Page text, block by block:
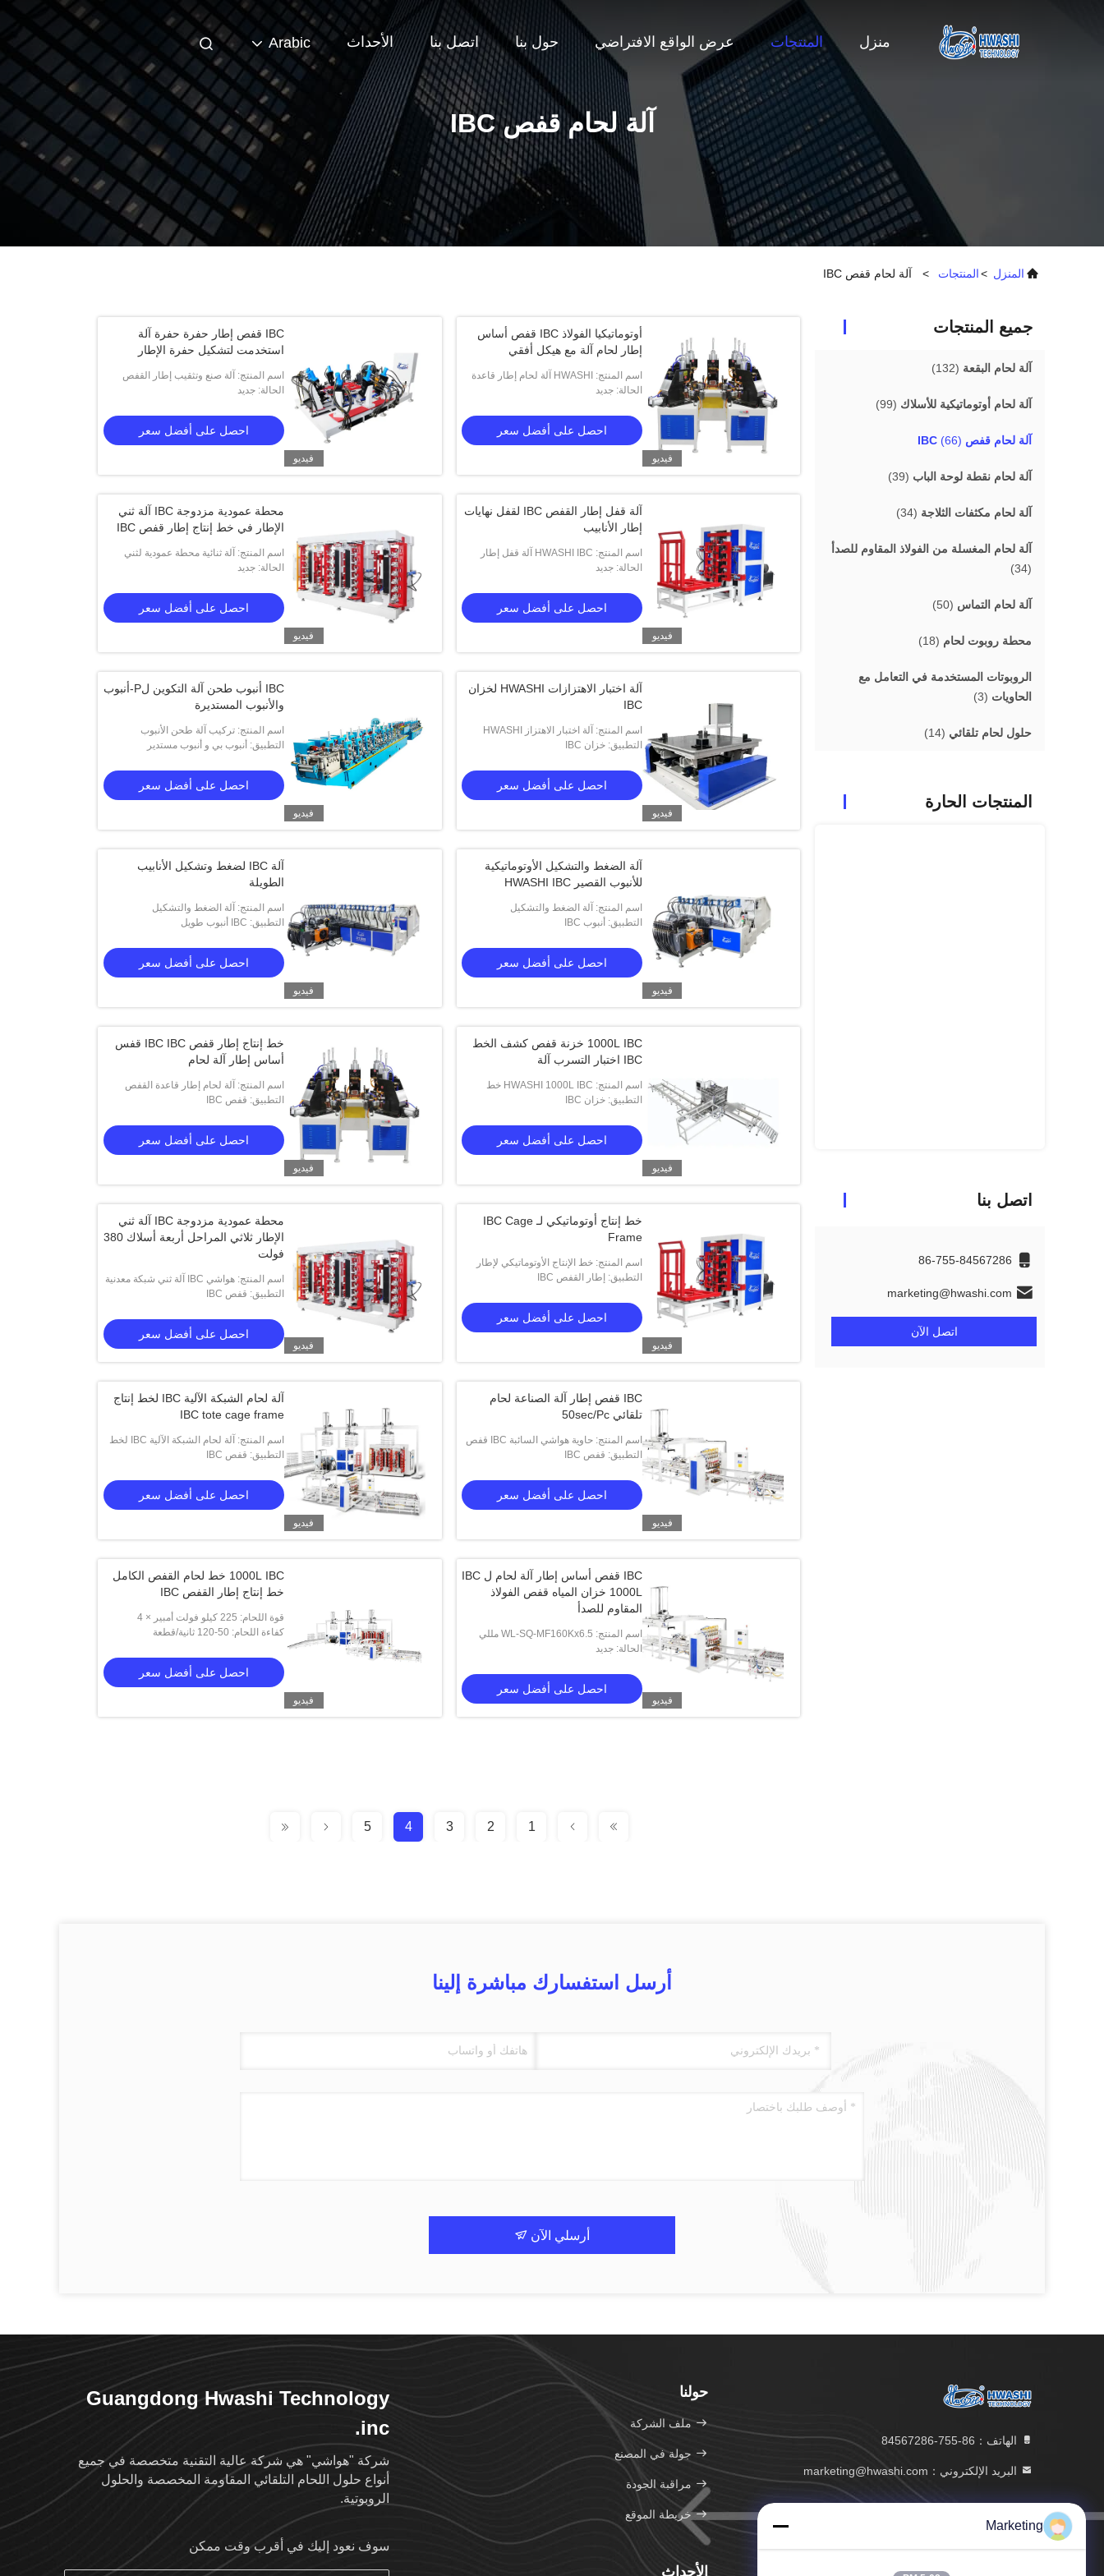
منزل المنتجات عرض الواقع الافتراضي حول بنا اتصل بنا الأحداث Arabic
آلة لحام قفص IBC
المنزل >المنتجات > آلة لحام قفص IBC
جميع المنتجات
آلة لحام البقعة (132)
آلة لحام أوتوماتيكية للأسلاك (99)
آلة لحام قفص IBC (66)
آلة لحام نقطة لوحة الباب (39)
آلة لحام مكثفات الثلاجة (34)
آلة لحام المغسلة من الفولاذ المقاوم للصدأ
(34)
آلة لحام التماس (50)
محطة روبوت لحام (18)
الروبوتات المستخدمة في التعامل مع
الحاويات (3)
حلول لحام تلقائي (14)
المنتجات الحارة
فيديو
حاوية قفصية آلية تبرد بالماء لصناعة IBC
احصل على أفضل سعر
فيديو
حاوية قفصية آلية تبرد بالماء لصناعة IBC
فيديو
احصل على أفضل سعر
اتصل بنا
86-755-84567286
marketing@hwashi.com
اتصل الآن
فيديو
أوتوماتيكيا الفولاذ IBC قفص أساس
إطار لحام آلة مع هيكل أفقي
اسم المنتج: HWASHI آلة لحام إطار قاعدة
قفص IBC تلقائيًا مع هيكل أفقي
الحالة: جديد
احصل على أفضل سعر
فيديو
IBC قفص إطار حفرة حفرة آلة
استخدمت لتشكيل حفرة الإطار
اسم المنتج: آلة صنع وتثقيب إطار القفص
HWASHI IBC تستخدم لتشكيل فتحة الإطار
الحالة: جديد
احصل على أفضل سعر
فيديو
آلة قفل إطار القفص IBC لقفل نهايات
إطار الأنابيب
اسم المنتج: HWASHI IBC آلة قفل إطار
قفص مناسبة لقفل نهايات إطار الأنابيب
الحالة: جديد
احصل على أفضل سعر
فيديو
محطة عمودية مزدوجة IBC آلة ثني
الإطار في خط إنتاج إطار قفص IBC
اسم المنتج: آلة ثنائية محطة عمودية لثني
إطار IBC المستخدمة في خط إنتاج إطارالحالة: جديد
احصل على أفضل سعر
فيديو
آلة اختبار الاهتزازات HWASHI لخزان
IBC
اسم المنتج: آلة اختبار الاهتزاز HWASHI
لقفص IBC
التطبيق: خزان IBC
احصل على أفضل سعر
فيديو
IBC أنبوب طحن آلة التكوين لP-أنبوب
والأنبوب المستديرة
اسم المنتج: تركيب آلة طحن الأنبوب
HWASHI IBC لأنبوب P والأنبوب الدائري
التطبيق: أنبوب بي و أنبوب مستدير
احصل على أفضل سعر
فيديو
آلة الضغط والتشكيل الأوتوماتيكية
للأنبوب القصير HWASHI IBC
اسم المنتج: آلة الضغط والتشكيل
الأوتوماتيكية للأنبوب القصير HWASHI IBC
التطبيق: أنبوب IBC
احصل على أفضل سعر
فيديو
آلة IBC لضغط وتشكيل الأنابيب
الطويلة
اسم المنتج: آلة الضغط والتشكيل
الأوتوماتيكية للأنبوب الطويل HWASHI IBC
التطبيق: IBC أنبوب طويل
احصل على أفضل سعر
فيديو
1000L IBC خزنة قفص كشف الخط
IBC اختبار التسرب آلة
اسم المنتج: HWASHI 1000L IBC خط
كشف قفص الخزان IBC آلة اختبار التسرب
التطبيق: خزان IBC
احصل على أفضل سعر
فيديو
خط إنتاج إطار قفص IBC IBC قفس
أساس إطار آلة لحام
اسم المنتج: آلة لحام إطار قاعدة القفص
HWASHI IBC
التطبيق: قفص IBC
احصل على أفضل سعر
فيديو
خط إنتاج أوتوماتيكي لـ IBC Cage
Frame
اسم المنتج: خط الإنتاج الأوتوماتيكي لإطار
القفص HWASHI IBC آلة تصنيع الفتحات التطبيق: إطار القفص IBC
احصل على أفضل سعر
فيديو
محطة عمودية مزدوجة IBC آلة ثني
الإطار ثلاثي المراحل أربعة أسلاك 380
فولت
اسم المنتج: هواشي IBC آلة ثني شبكة معدنية
ثلاثية المراحل أربعة أسلاك 380 فولت
التطبيق: قفص IBC
احصل على أفضل سعر
فيديو
IBC قفص إطار آلة الصناعة لحام
تلقائي 50sec/Pc
اسم المنتج: حاوية هواشي السائبة IBC قفص
آلة لحام تلقائية صناعة خط 50sec / PC
التطبيق: قفص IBC
احصل على أفضل سعر
فيديو
آلة لحام الشبكة الآلية IBC لخط إنتاج
IBC tote cage frame
اسم المنتج: آلة لحام الشبكة الآلية IBC لخط
إنتاج IBC tote cage frame
التطبيق: قفص IBC
احصل على أفضل سعر
فيديو
IBC قفص أساس إطار آلة لحام ل IBC
1000L خزان المياه قفص الفولاذ
المقاوم للصدأ
اسم المنتج: WL-SQ-MF160Kx6.5 مللي
أمبير
الحالة: جديد
احصل على أفضل سعر
فيديو
1000L IBC خط لحام القفص الكامل
خط إنتاج إطار القفص IBC
قوة اللحام: 225 كيلو فولت أمبير × 4
كفاءة اللحام: 50-120 ثانية/قطعة
احصل على أفضل سعر
1
2
3
4
5
أرسل استفسارك مباشرة إلينا
أرسلي الآن
الهاتف：86-755-84567286
البريد الإلكتروني：marketing@hwashi.com
حولنا
ملف الشركة
جولة في المصنع
مراقبة الجودة
خريطة الموقع
الأحداث
Guangdong Hwashi Technology
inc.
شركة "هواشي" هي شركة عالية التقنية متخصصة في جميع
أنواع حلول اللحام التلقائي المقاومة المخصصة والحلول
الروبوتية.
سوف نعود إليك في أقرب وقت ممكن
Marketing